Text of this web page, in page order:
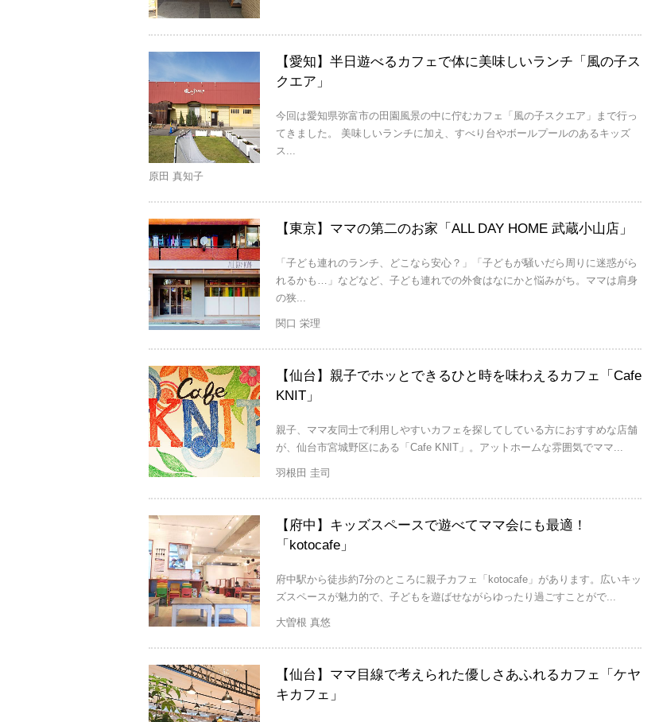
【愛知】半日遊べるカフェで体に美味しいランチ「風の子ス
クエア」
今回は愛知県弥富市の田園風景の中に佇むカフェ「風の子スクエア」まで行っ
てきました。 美味しいランチに加え、すべり台やボールプールのあるキッズ
ス...
原田 真知子
【東京】ママの第二のお家「ALL DAY HOME 武蔵小山店」
「子ども連れのランチ、どこなら安心？」「子どもが騒いだら周りに迷惑がら
れるかも…」などなど、子ども連れでの外食はなにかと悩みがち。ママは肩身
の狭...
関口 栄理
【仙台】親子でホッとできるひと時を味わえるカフェ「Cafe
KNIT」
親子、ママ友同士で利用しやすいカフェを探してしている方におすすめな店舗
が、仙台市宮城野区にある「Cafe KNIT」。アットホームな雰囲気でママ...
羽根田 圭司
【府中】キッズスペースで遊べてママ会にも最適！
「kotocafe」
府中駅から徒歩約7分のところに親子カフェ「kotocafe」があります。広いキッ
ズスペースが魅力的で、子どもを遊ばせながらゆったり過ごすことがで...
大曽根 真悠
【仙台】ママ目線で考えられた優しさあふれるカフェ「ケヤ
キカフェ」